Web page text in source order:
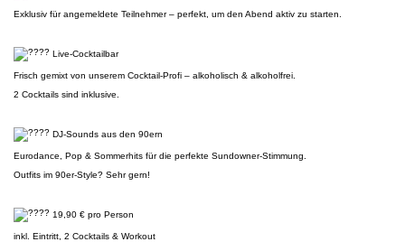
Exklusiv für angemeldete Teilnehmer – perfekt, um den Abend aktiv zu starten.
Live-Cocktailbar
Frisch gemixt von unserem Cocktail-Profi – alkoholisch & alkoholfrei.
2 Cocktails sind inklusive.
DJ-Sounds aus den 90ern
Eurodance, Pop & Sommerhits für die perfekte Sundowner‑Stimmung.
Outfits im 90er‑Style? Sehr gern!
19,90 € pro Person
inkl. Eintritt, 2 Cocktails & Workout